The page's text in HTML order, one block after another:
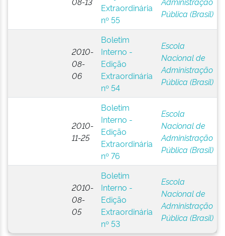
Extraordinária
nº 55
Pública (Brasil)
2010-
08-
06
Boletim
Interno -
Edição
Extraordinária
nº 54
Escola
Nacional de
Administração
Pública (Brasil)
2010-
11-25
Boletim
Interno -
Edição
Extraordinária
nº 76
Escola
Nacional de
Administração
Pública (Brasil)
2010-
08-
05
Boletim
Interno -
Edição
Extraordinária
nº 53
Escola
Nacional de
Administração
Pública (Brasil)